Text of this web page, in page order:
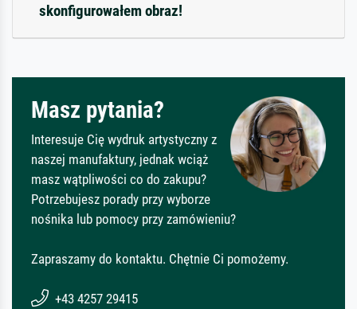
skonfigurowałem obraz!
Masz pytania?
Interesuje Cię wydruk artystyczny z
naszej manufaktury, jednak wciąż
masz wątpliwości co do zakupu?
Potrzebujesz porady przy wyborze
nośnika lub pomocy przy zamówieniu?
Zapraszamy do kontaktu. Chętnie Ci pomożemy.
+43 4257 29415